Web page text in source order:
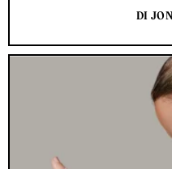
DI